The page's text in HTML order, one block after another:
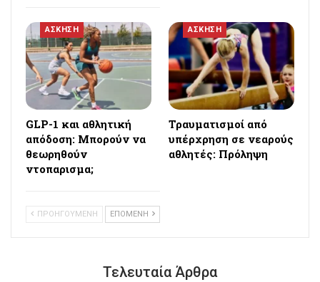
ΑΣΚΗΣΗ
GLP-1 και αθλητική
απόδοση: Μπορούν να
θεωρηθούν
ντοπαρισμα;
ΑΣΚΗΣΗ
Τραυματισμοί από
υπέρχρηση σε νεαρούς
αθλητές: Πρόληψη
ΠΡΟΗΓΟΥΜΕΝΗ ΕΠΟΜΕΝΗ
Τελευταία Άρθρα